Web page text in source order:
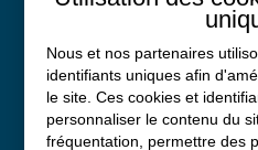
Nous et nos partenaires
identifiants uniques afin
le site. Ces cookies et
personnaliser le contenu du
fréquentation, permettre des